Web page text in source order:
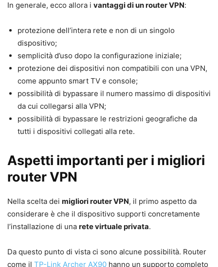
In generale, ecco allora i vantaggi di un router VPN:
protezione dell’intera rete e non di un singolo
dispositivo;
semplicità d’uso dopo la configurazione iniziale;
protezione dei dispositivi non compatibili con una VPN,
come appunto smart TV e console;
possibilità di bypassare il numero massimo di dispositivi
da cui collegarsi alla VPN;
possibilità di bypassare le restrizioni geografiche da
tutti i dispositivi collegati alla rete.
Aspetti importanti per i migliori
router VPN
Nella scelta dei migliori router VPN, il primo aspetto da
considerare è che il dispositivo supporti concretamente
l’installazione di una rete virtuale privata.
Da questo punto di vista ci sono alcune possibilità. Router
come il TP-Link Archer AX90 hanno un supporto completo